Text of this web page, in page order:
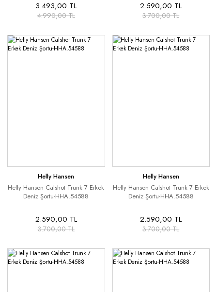
3.493,00 TL
4.990,00 TL
2.590,00 TL
3.700,00 TL
Helly Hansen
Helly Hansen Calshot Trunk 7 Erkek
Deniz Şortu-HHA.54588
2.590,00 TL
3.700,00 TL
Helly Hansen
Helly Hansen Calshot Trunk 7 Erkek
Deniz Şortu-HHA.54588
2.590,00 TL
3.700,00 TL